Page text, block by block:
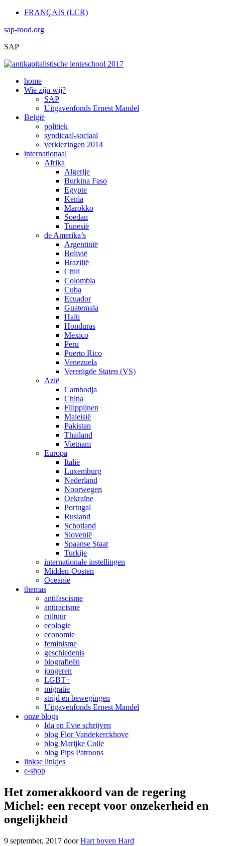
FRANÇAIS (LCR)
sap-rood.org
SAP
home
Wie zijn wij?
SAP
Uitgavenfonds Ernest Mandel
België
politiek
syndicaal-sociaal
verkiezingen 2014
internationaal
Afrika
Algerije
Burkina Faso
Egypte
Kenia
Marokko
Soedan
Tunesië
de Amerika’s
Argentinië
Bolivië
Brazilië
Chili
Colombia
Cuba
Ecuador
Guatemala
Haïti
Honduras
Mexico
Peru
Puerto Rico
Venezuela
Verenigde Staten (VS)
Azië
Cambodja
China
Filippijnen
Maleisië
Pakistan
Thailand
Vietnam
Europa
Italië
Luxemburg
Nederland
Noorwegen
Oekraïne
Portugal
Rusland
Schotland
Slovenië
Spaanse Staat
Turkije
internationale instellingen
Midden-Oosten
Oceanië
themas
antifascisme
antiracisme
cultuur
ecologie
economie
feminisme
geschiedenis
biografieën
jongeren
LGBT+
migratie
strijd en bewegingen
Uitgavenfonds Ernest Mandel
onze blogs
Ida en Evie schrijven
blog Flor Vandekerckhove
blog Marijke Colle
blog Pips Patroons
linkse linkjes
e-shop
Het zomerakkoord van de regering
Michel: een recept voor onzekerheid en
ongelijkheid
9 september, 2017 doorHart boven Hard